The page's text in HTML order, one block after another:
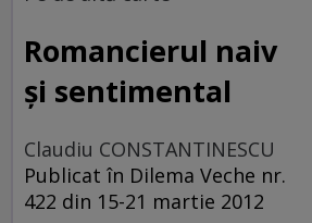
Romancierul naiv
şi sentimental
Claudiu CONSTANTINESCU
Publicat în Dilema Veche nr.
422 din 15-21 martie 2012